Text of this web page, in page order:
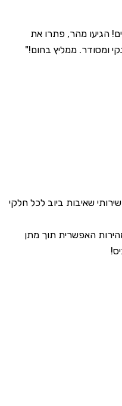
הגיעו מהר, פתרו את
ומסודר. ממליץ בחום!"
שאיבות ביוב לכל חלקי
האפשרית תוך מתן